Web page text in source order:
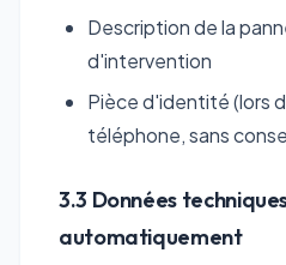
Description de la
d'intervention
Pièce d'identité (lors
téléphone, sans
3.3 Données
automatiquement